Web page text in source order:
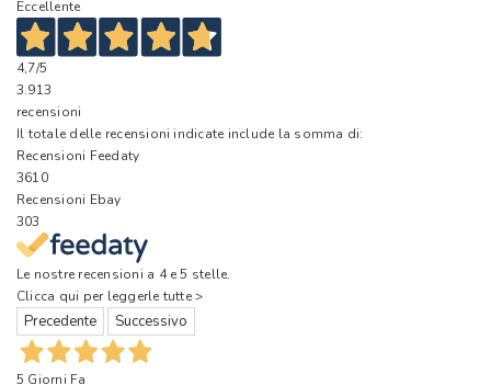
Eccellente
4,7/5
3.913
recensioni
Il totale delle recensioni indicate include la somma di:
Recensioni Feedaty
3610
Recensioni Ebay
303
Le nostre recensioni a 4 e 5 stelle.
Clicca qui per leggerle tutte >
Precedente Successivo
5 Giorni Fa